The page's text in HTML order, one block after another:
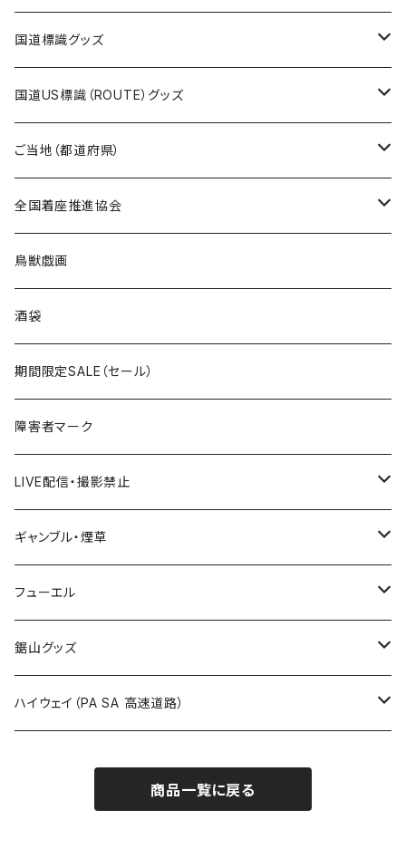
エコバッグ
モーテルキーホルダー
トートバッグ
エコバッグ
千葉ロッテマリーンズコラボ
モーテルキーホルダー
ホテルキーホルダー
トートバッグ
ホテルキーホルダー
ステッカー
ステッカー
ホテルキーホルダー
国道標識グッズ
ステッカー
国道0～99号線
国道100～199号線
国道600～699号線
国道700～799号線
Tシャツ
キャップ
国道US標識（ROUTE）グッズ
ステッカー
ROUTE 0～99号線
ROUTE100～199号線
ROUTE600～699号線
ROUTE700～799号線
Tシャツ
ROUTE 0～99号線
ROUTE 100～199号線
ROUTE 600～699号線
ROUTE 700～799号線
キャップ
ROUTE 0～99号線
ROUTE 100～199号線
ROUTE 600～699号線
ROUTE 700～799号線
ご当地（都道府県）
北海道
青森県
岩手県
宮城県
秋田県
Tシャツ
ステッカー
山形県
福島県
茨城県
栃木県
群馬県
全国着座推進協会
ステッカー
鳥獣戯画
酒袋
期間限定SALE（セール）
障害者マーク
LIVE配信・撮影禁止
LIVE配信禁止
撮影禁止
ギャンブル・煙草
ホテルキーホルダー
たばこ・禁煙ステッカー
フューエル
ステッカー
鋸山グッズ
Tシャツ
ハイウェイ（PA SA 高速道路）
商品一覧に戻る